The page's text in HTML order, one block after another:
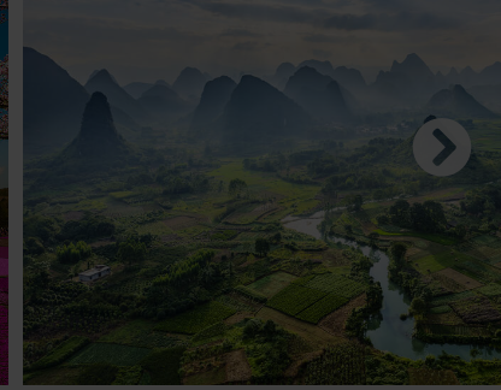
od 9 do 15 dni